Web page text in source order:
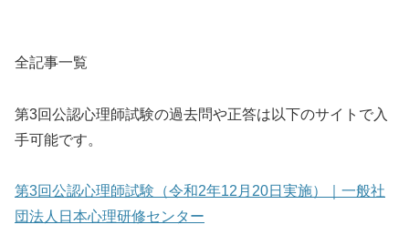
全記事一覧
第3回公認心理師試験の過去問や正答は以下のサイトで入
手可能です。
第3回公認心理師試験（令和2年12月20日実施）｜一般社
団法人日本心理研修センター